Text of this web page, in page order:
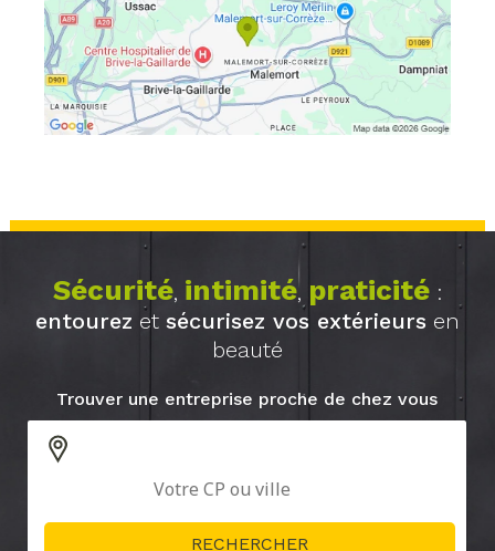
Sécurité, intimité, praticité:
entourez et sécurisez vos extérieurs en
beauté
Trouver une entreprise proche de chez vous